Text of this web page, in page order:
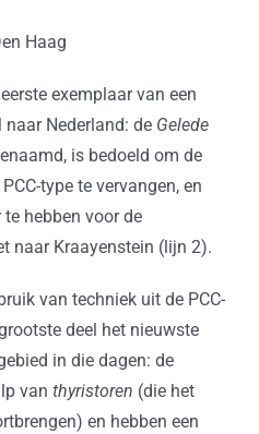
Haag
exemplaar van een
Nederland: de Gelede
is bedoeld om de
type te vervangen, en
hebben voor de
naar Kraayenstein (lijn 2).
van techniek uit de PCC-
deel het nieuwste
in die dagen: de
van thyristoren (die het
en hebben een